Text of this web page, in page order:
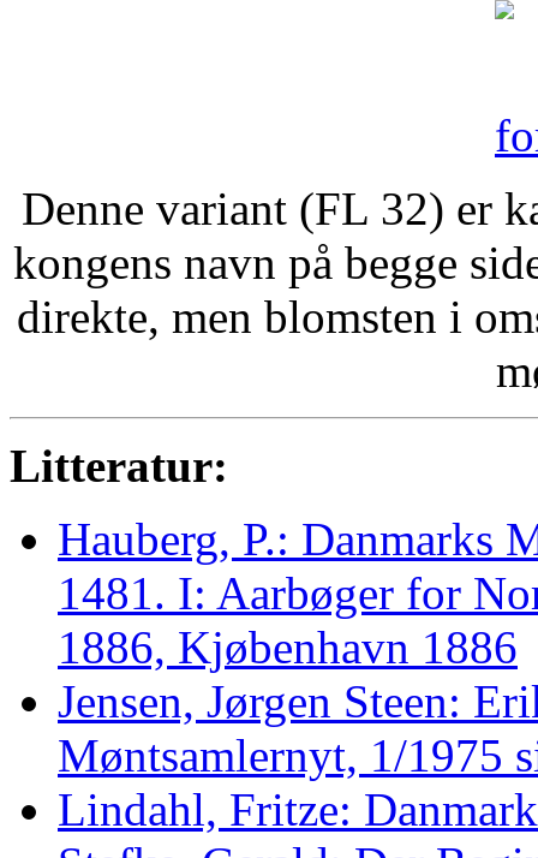
Denne variant (FL 32) er
kongens navn på begge
direkte, men blomsten i
Litteratur:
Hauberg, P.: Danmarks
1481. I: Aarbøger for
1886, Kjøbenhavn 1886
Jensen, Jørgen Steen:
Møntsamlernyt, 1/1975
Lindahl, Fritze: